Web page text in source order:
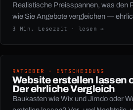
Realistische Preisspannen, was den
wie Sie Angebote vergleichen —
3 Min. Lesezeit · lesen →
RATGEBER · ENTSCHEIDUNG
Website erstellen lassen
Der ehrliche Vergleich
Baukasten wie Wix und Jimdo oder